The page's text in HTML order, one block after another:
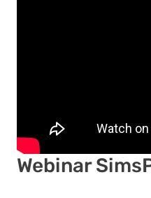
Webinar